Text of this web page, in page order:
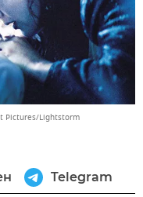
Pictures/Lightstorm
Telegram